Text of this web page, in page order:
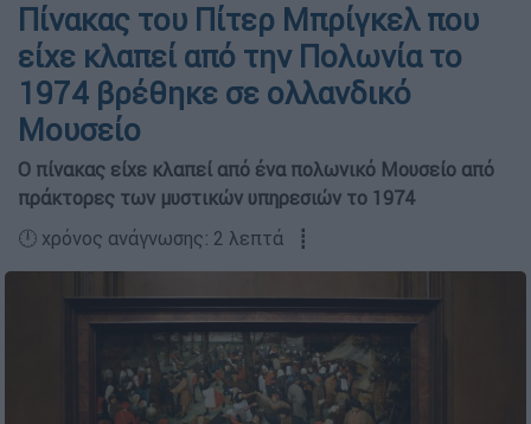
Πίνακας του Πίτερ Μπρίγκελ που
είχε κλαπεί από την Πολωνία το
1974 βρέθηκε σε ολλανδικό
Μουσείο
Ο πίνακας είχε κλαπεί από ένα πολωνικό Μουσείο από
πράκτορες των μυστικών υπηρεσιών το 1974
🕛 χρόνος ανάγνωσης: 2 λεπτά ┋